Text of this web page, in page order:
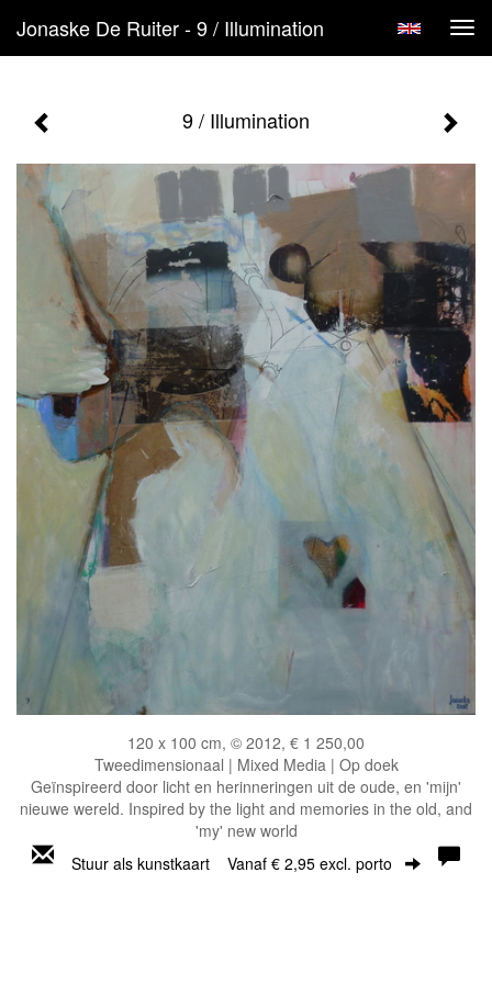
Jonaske De Ruiter - 9 / Illumination
9 / Illumination
120 x 100 cm, © 2012, € 1 250,00
Tweedimensionaal | Mixed Media | Op doek
Geïnspireerd door licht en herinneringen uit de oude, en 'mijn'
nieuwe wereld. Inspired by the light and memories in the old, and
'my' new world
Stuur als kunstkaart Vanaf € 2,95 excl. porto